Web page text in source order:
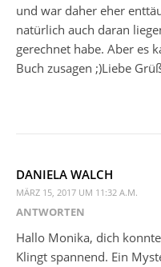
und war daher eher
natürlich auch daran
gerechnet habe. Aber es
Buch zusagen ;)Liebe
DANIELA WALCH
MÄRZ 15, 2017 UM 11:32 A.M.
ANTWORTEN
Hallo Monika, dich
Klingt spannend. Ein